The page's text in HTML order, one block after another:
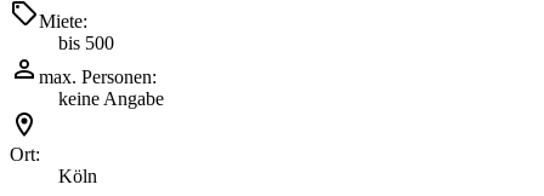
Miete:
bis 500
max. Personen:
keine Angabe
Ort:
Köln